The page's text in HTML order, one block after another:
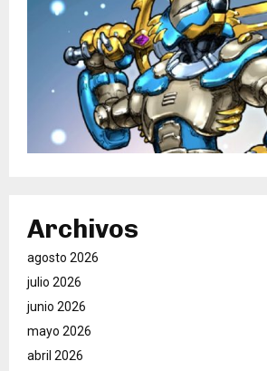
Archivos
agosto 2026
julio 2026
junio 2026
mayo 2026
abril 2026